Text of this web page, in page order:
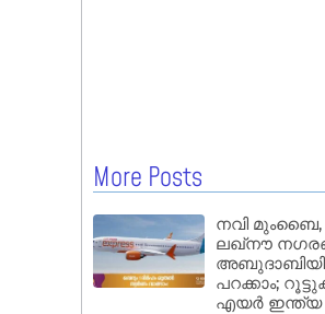
More Posts
നവി
ലഖ്നൗ
അബുദാബിയിൽ
പറക്കാം;
എയർ